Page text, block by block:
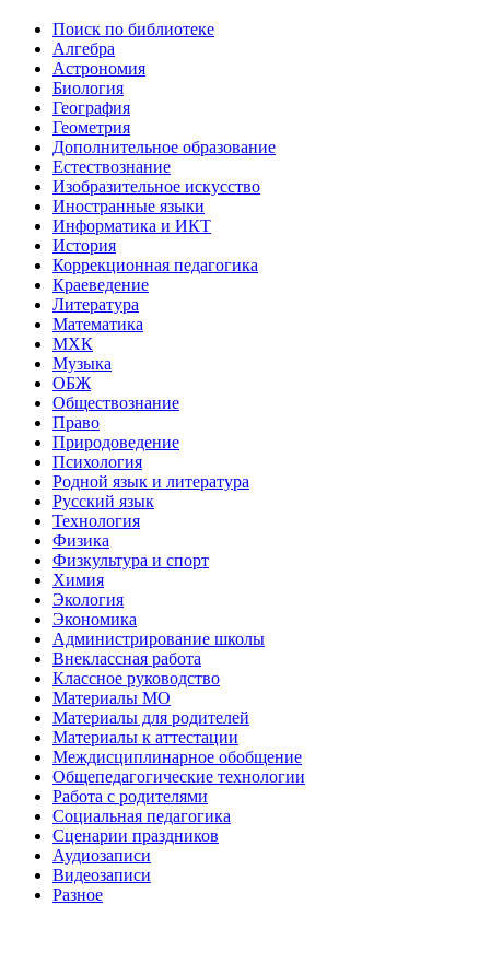
Поиск по библиотеке
Алгебра
Астрономия
Биология
География
Геометрия
Дополнительное образование
Естествознание
Изобразительное искусство
Иностранные языки
Информатика и ИКТ
История
Коррекционная педагогика
Краеведение
Литература
Математика
МХК
Музыка
ОБЖ
Обществознание
Право
Природоведение
Психология
Родной язык и литература
Русский язык
Технология
Физика
Физкультура и спорт
Химия
Экология
Экономика
Администрирование школы
Внеклассная работа
Классное руководство
Материалы МО
Материалы для родителей
Материалы к аттестации
Междисциплинарное обобщение
Общепедагогические технологии
Работа с родителями
Социальная педагогика
Сценарии праздников
Аудиозаписи
Видеозаписи
Разное